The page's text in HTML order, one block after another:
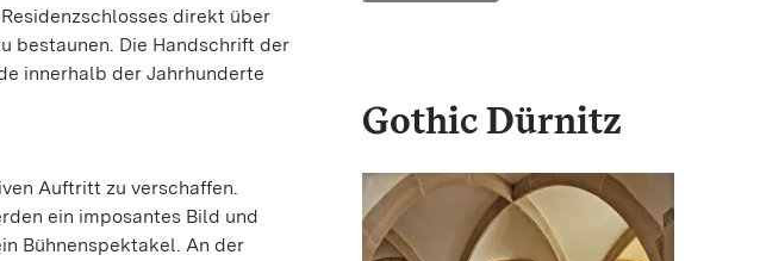
direkt über
bestaunen. Die Handschrift der
innerhalb der Jahrhunderte
Auftritt zu verschaffen.
ein imposantes Bild und
Bühnenspektakel. An der
Gothic Dürnitz